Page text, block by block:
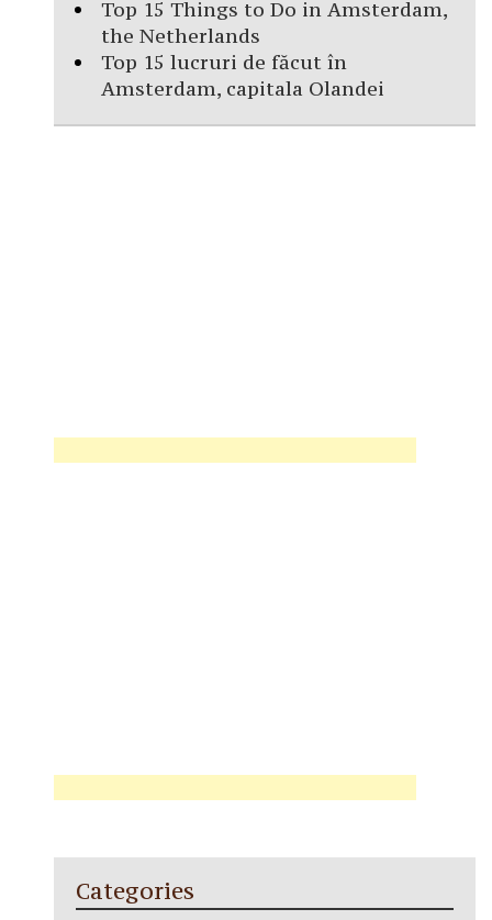
Top 15 Things to Do in Amsterdam,
the Netherlands
Top 15 lucruri de făcut în
Amsterdam, capitala Olandei
Categories